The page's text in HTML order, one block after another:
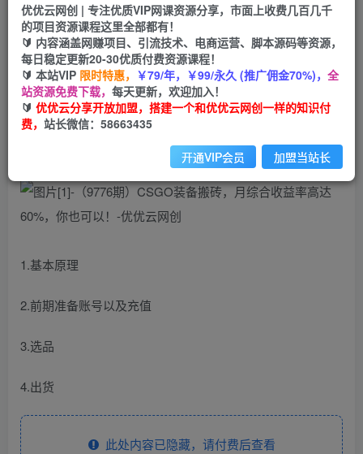
会员专属资源
会员免费
您暂无购买权限，请先开通会员
开通会员
1.基本原理
2.前期准备账号以及充值
3.选品
4.出货
此处内容已隐藏，请付费后查看
优优云网创 | 专注优质VIP网课资源分享，市面上收费几百几千
的项目资源课程这里全部都有！
🔰 内容涵盖网赚项目、引流技术、电商运营、脚本源码等资源，
每日稳定更新20-30优质付费资源课程！
🔰 本站VIP 限时特惠， ￥79/年，￥99/永久 (推广佣金70%)， 全
站资源免费下载， 每天更新，欢迎加入！
🔰 优优云分享开放加盟，搭建一个和优优云网创一样的知识付
费， 站长微信：58663435
开通VIP会员 加盟当站长